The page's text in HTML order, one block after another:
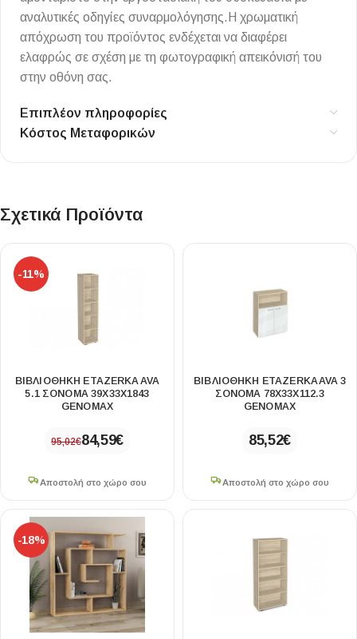
αναλυτικές οδηγίες συναρμολόγησης.Η χρωματική
απόχρωση του προϊόντος ενδέχεται να διαφέρει
ελαφρώς σε σχέση με τη φωτογραφική απεικόνισή του
στην οθόνη σας.
Επιπλέον πληροφορίες
Κόστος Μεταφορικών
Σχετικά Προϊόντα
-11%
ΒΙΒΛΙΟΘΉΚΗ ETAZERKA AVA
5.1 ΣΌΝΟΜΑ 39X33X1843
GENOMAX
95,02€84,59€
Αποστολή στο χώρο σου
ΒΙΒΛΙΟΘΉΚΗ ETAZERKA AVA 3
ΣΌΝΟΜΑ 78X33X112.3
GENOMAX
85,52€
Αποστολή στο χώρο σου
-18%